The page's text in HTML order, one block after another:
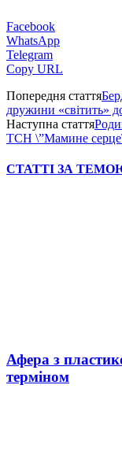
Facebook
WhatsApp
Telegram
Copy URL
Попередня стаття
дружини «світить»
Наступна стаття
ТСН \”Мамине
СТАТТІ ЗА
Афера з
терміном